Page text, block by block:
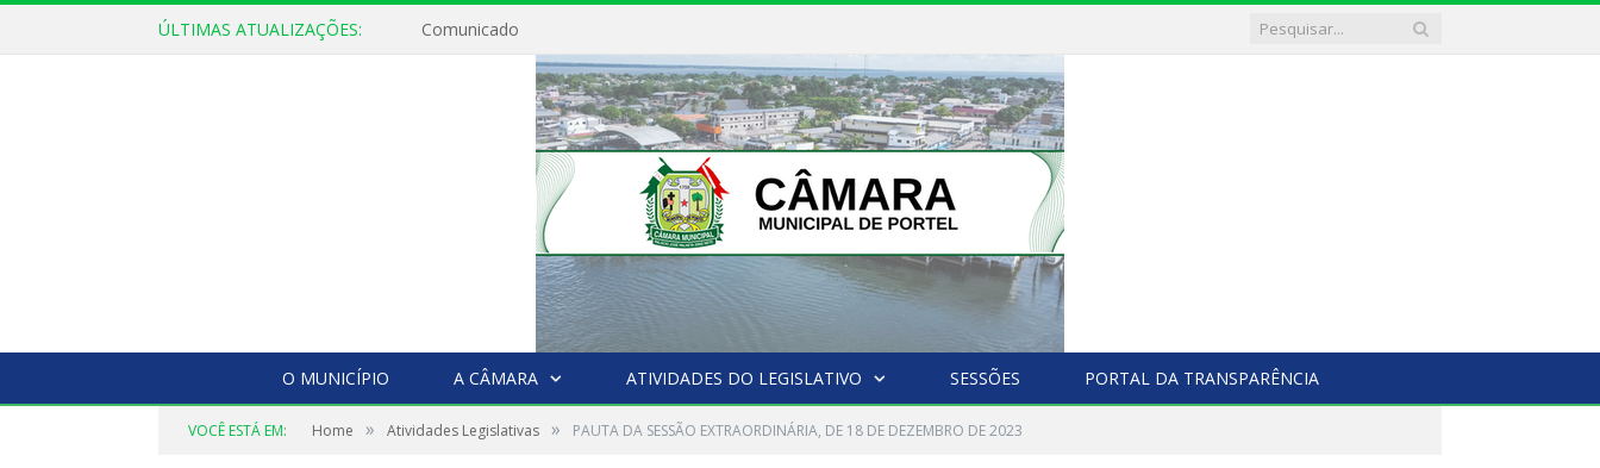
ÚLTIMAS ATUALIZAÇÕES: Comunicado
O MUNICÍPIO A CÂMARA ATIVIDADES DO LEGISLATIVO SESSÕES PORTAL DA TRANSPARÊNCIA
VOCÊ ESTÁ EM: Home » Atividades Legislativas » PAUTA DA SESSÃO EXTRAORDINÁRIA, DE 18 DE DEZEMBRO DE 2023